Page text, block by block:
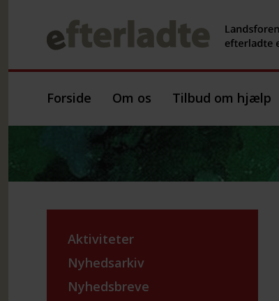
Forside Om os Tilbud om hjælp
Aktiviteter
Nyhedsarkiv
Nyhedsbreve